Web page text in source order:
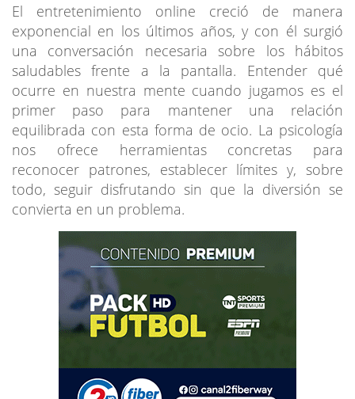
El entretenimiento online creció de manera
exponencial en los últimos años, y con él surgió
una conversación necesaria sobre los hábitos
saludables frente a la pantalla. Entender qué
ocurre en nuestra mente cuando jugamos es el
primer paso para mantener una relación
equilibrada con esta forma de ocio. La psicología
nos ofrece herramientas concretas para
reconocer patrones, establecer límites y, sobre
todo, seguir disfrutando sin que la diversión se
convierta en un problema.